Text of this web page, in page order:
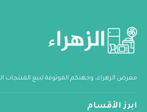
معرض الزهراء، وجهتكم الموثوقة لبيع المنتجات
ابرز الأقسام